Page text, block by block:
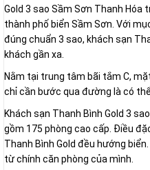
Gold 3 sao Sầm Sơn Thanh
thành phố biển Sầm Sơn. Với
đúng chuẩn 3 sao, khách sạn
khách gần xa.
Nằm tại trung tâm bãi tắm C,
chỉ cần bước qua đường là có
Khách sạn Thanh Bình Gold 3
gồm 175 phòng cao cấp. Điều
Thanh Bình Gold đều hướng
từ chính căn phòng của mình.